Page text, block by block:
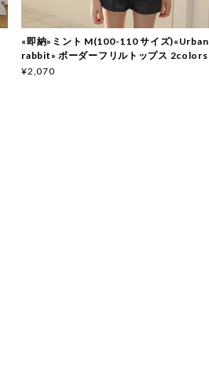
«即納»ミント M(100-110 サイズ)«Urban
rabbit» ボーダーフリルトップス 2colors
¥2,070